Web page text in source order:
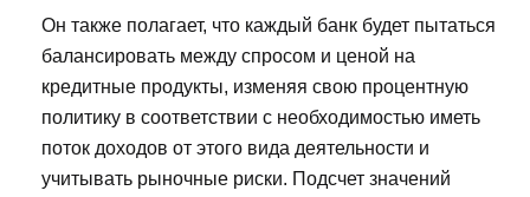
Он также полагает, что каждый банк будет пытаться
балансировать между спросом и ценой на
кредитные продукты, изменяя свою процентную
политику в соответствии с необходимостью иметь
поток доходов от этого вида деятельности и
учитывать рыночные риски. Подсчет значений